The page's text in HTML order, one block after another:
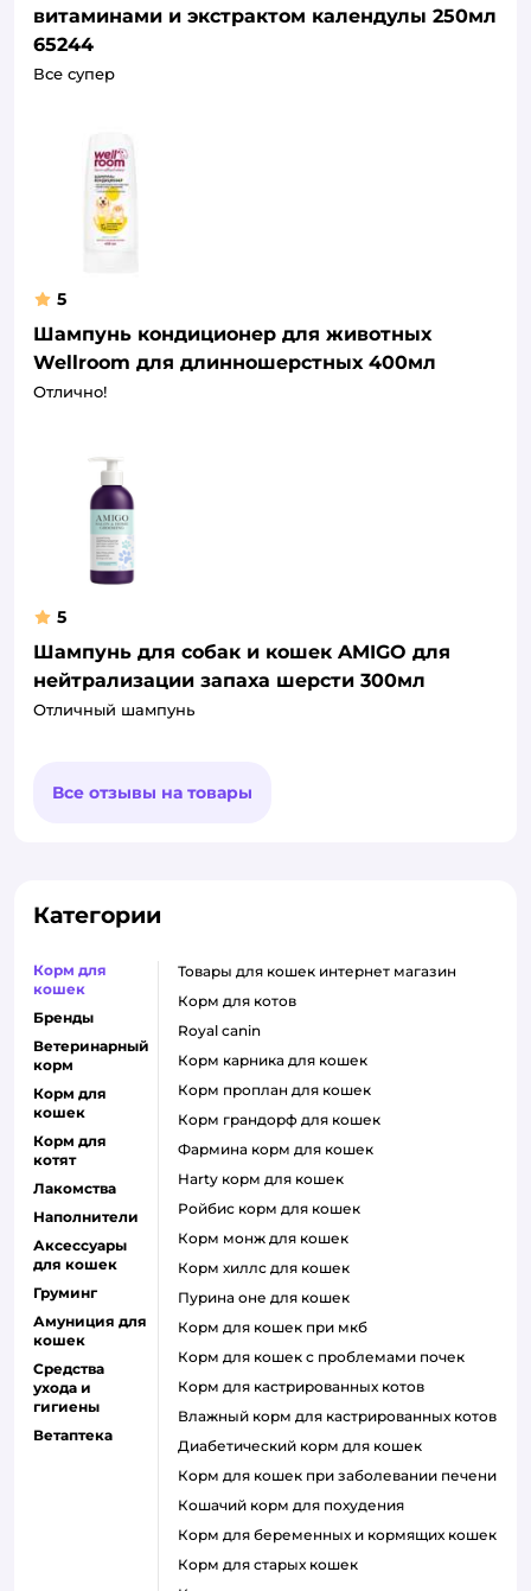
витаминами и экстрактом календулы 250мл
65244
Все супер
5
Шампунь кондиционер для животных
Wellroom для длинношерстных 400мл
Отлично!
5
Шампунь для собак и кошек AMIGO для
нейтрализации запаха шерсти 300мл
Отличный шампунь
Все отзывы на товары
Категории
Корм для
кошек
Бренды
Ветеринарный
корм
Корм для
кошек
Корм для
котят
Лакомства
Наполнители
Аксессуары
для кошек
Груминг
Амуниция для
кошек
Средства
ухода и
гигиены
Ветаптека
товары для кошек интернет магазин
корм для котов
royal canin
корм карника для кошек
корм проплан для кошек
корм грандорф для кошек
фармина корм для кошек
harty корм для кошек
ройбис корм для кошек
корм монж для кошек
корм хиллс для кошек
пурина оне для кошек
корм для кошек при мкб
корм для кошек с проблемами почек
Корм для кастрированных котов
влажный корм для кастрированных котов
диабетический корм для кошек
корм для кошек при заболевании печени
кошачий корм для похудения
корм для беременных и кормящих кошек
корм для старых кошек